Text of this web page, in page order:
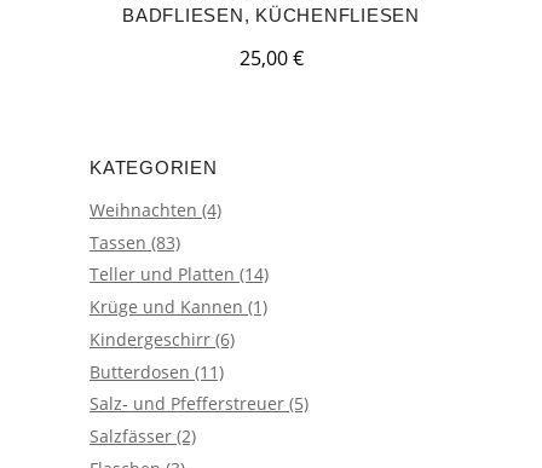
BADFLIESEN, KÜCHENFLIESEN
25,00€
KATEGORIEN
Weihnachten (4)
Tassen (83)
Teller und Platten (14)
Krüge und Kannen (1)
Kindergeschirr (6)
Butterdosen (11)
Salz- und Pfefferstreuer (5)
Salzfässer (2)